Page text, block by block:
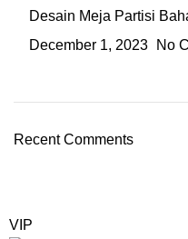
Desain Meja Partisi
December 1, 2023
No
Recent Comments
VIP